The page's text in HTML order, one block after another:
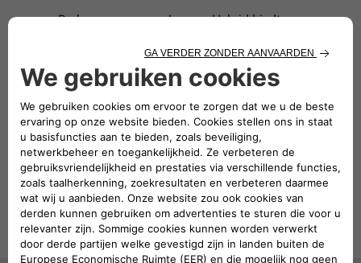
De keuze voor een Jeep e-Hybrid biedt een
geëlektrificeerd rijden in de stad, dankzij het efficiënte e-
hybridesysteem. Voor ritten op de snelweg zorgt de nieuwe
generatie benzinemotor voor volledig veelzijdige prestaties.
ONTDEK HET JEEP®e-
HYBRID AANBOD